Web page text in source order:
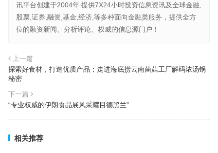
讯平台创建于2004年:提供7X24小时投资信息资讯及全球金融,
股票,证券,融资,基金,经济,等多种面向金融类服务，提供全方
位的融资新闻、分析评论、权威的信息源门户！
上一篇
探索好食材，打造优质产品；走进海底捞云南菌菇工厂解码浓汤锅
秘密
下一篇
“专业权威的伊朗食品展风采耀目德黑兰”
相关推荐